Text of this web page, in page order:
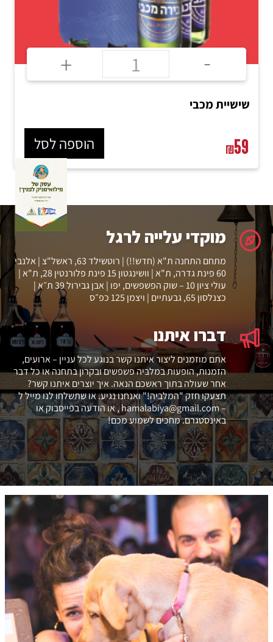
וולקאם!
אנחנו המלביה.
-
+
שישיית גולדסטאר UNFILTERED
₪59 הוספה לסל
+
−
מוקדי עלייה לרגל
מתחם התחנה ת"א (חדש!!) | רוטשילד 63, ראשל"צ | אלנבי
60 פינת גדרה, ת"א | וושינגטון 15 פינת פלורנטין 28, ת"א |
עולי ציון 10 – שוק הפשפשים, יפו | אבן גבירול 39 ת״א |
כצנלסון 65, גבעתיים | ויצמן 125 כפ״ס
דברו איתנו
אתם מוזמנים ליצור איתנו קשר בנוגע לכל עניין – ארועים,
הזמנות, הופעות במלביה פשפשים ובקרון בתחנה או כל דבר
אחר שעולה בתוך ראשכם הנאה. איך יוצרים איתנו קשר?
תצעקו חזק "המלביה!" ואנחנו נגיע. או שתשלחו לנו מייל ל
– hamalabiya@gmail.com , או הודעה בפייסבוק או
באינסטגרם. מחכים לשמוע מכם!